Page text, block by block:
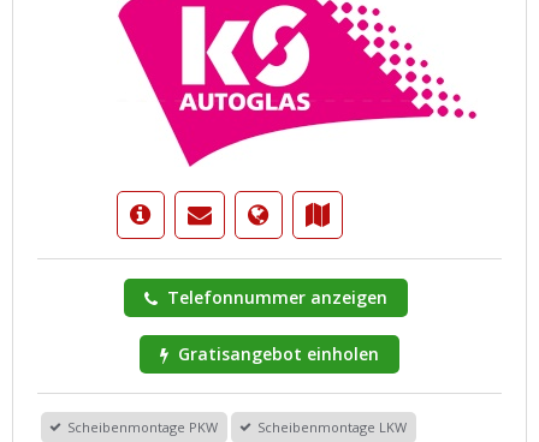
Telefonnummer anzeigen
Gratisangebot einholen
Scheibenmontage PKW Scheibenmontage LKW